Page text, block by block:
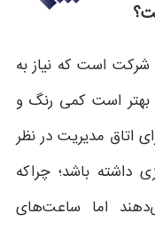
شرکت است که نیاز به
است کمی رنگ و
اتاق مدیریت در نظر
داشته باشد؛ چراکه
اما ساعت‌های